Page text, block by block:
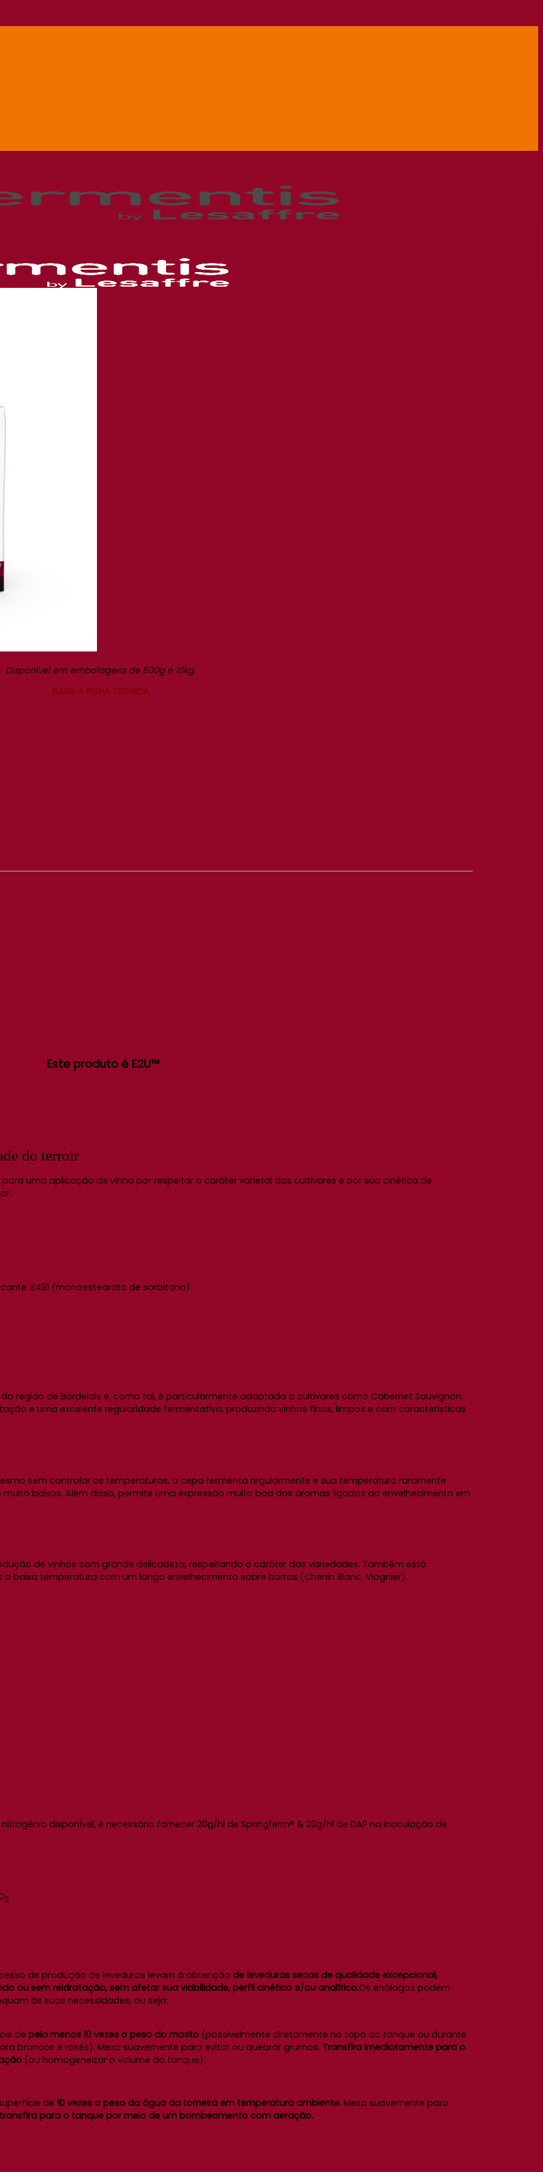
Disponível em embalagens de 500g e 10kg.
BAIXE A FICHA TÉCNICA
Este produto é E2U™
do terroir
uma aplicação de vinho por respeitar o caráter varietal das cultivares e por sua cinética de
E491 (monoestearato de sorbitano).
região de Bordelais e, como tal, é particularmente adaptada a cultivares como Cabernet Sauvignon,
e uma excelente regularidade fermentativa, produzindo vinhos finos, limpos e com características
sem controlar as temperaturas, a cepa fermenta regularmente e sua temperatura raramente
baixos. Além disso, permite uma expressão muito boa dos aromas ligados ao envelhecimento em
de vinhos com grande delicadeza, respeitando o caráter das variedades. Também está
temperatura com um longo envelhecimento sobre borras (Chenin Blanc, Viognier).
disponível, é necessário fornecer 20g/hl de Springferm® & 20g/hl de DAP na inoculação de
2
de produção de leveduras levam à obtenção de leveduras secas de qualidade excepcional,
ou sem reidratação, sem afetar sua viabilidade, perfil cinético e/ou analítico.Os enólogos podem
às suas necessidades, ou seja:
de pelo menos 10 vezes o peso do mosto (possivelmente diretamente no topo do tanque ou durante
brancos e rosés). Mexa suavemente para evitar ou quebrar grumos. Transfira imediatamente para o
(ou homogeneizar o volume do tanque).
de 10 vezes o peso da água da torneira em temperatura ambiente. Mexa suavemente para
para o tanque por meio de um bombeamento com aeração.